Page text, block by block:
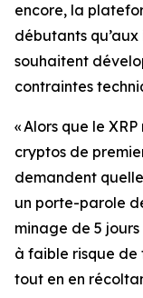
encore, la
débutants
souhaitent
contraintes
« Alors que le
cryptos de
demandent
un porte-parole
minage de 5
à faible risque de
tout en en